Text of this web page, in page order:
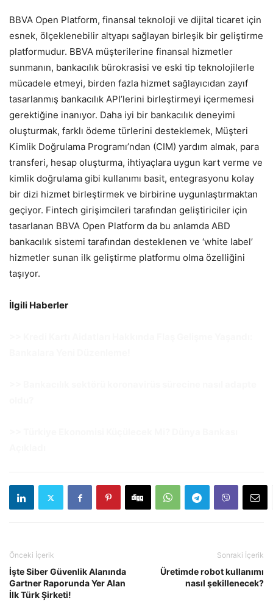
BBVA Open Platform, finansal teknoloji ve dijital ticaret için
esnek, ölçeklenebilir altyapı sağlayan birleşik bir geliştirme
platformudur. BBVA müşterilerine finansal hizmetler
sunmanın, bankacılık bürokrasisi ve eski tip teknolojilerle
mücadele etmeyi, birden fazla hizmet sağlayıcıdan zayıf
tasarlanmış bankacılık API’lerini birleştirmeyi içermemesi
gerektiğine inanıyor. Daha iyi bir bankacılık deneyimi
oluşturmak, farklı ödeme türlerini desteklemek, Müşteri
Kimlik Doğrulama Programı’ndan (CIM) yardım almak, para
transferi, hesap oluşturma, ihtiyaçlara uygun kart verme ve
kimlik doğrulama gibi kullanımı basit, entegrasyonu kolay
bir dizi hizmet birleştirmek ve birbirine uygunlaştırmaktan
geçiyor. Fintech girişimcileri tarafından geliştiriciler. için
tasarlanan BBVA Open Platform da bu anlamda ABD
bankacılık sistemi tarafından desteklenen ve ‘white label’
hizmetler sunan ilk geliştirme platformu olma özelliğini
taşıyor.
İlgili Haberler
Önceki İçerik
İşte Siber Güvenlik Alanında
Gartner Raporunda Yer Alan
İlk Türk Şirketi!
Sonraki İçerik
Üretimde robot kullanımı
nasıl şekillenecek?